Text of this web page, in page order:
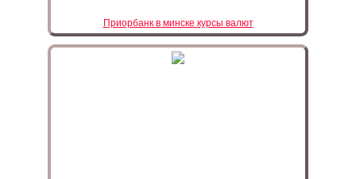
Приорбанк в минске курсы валют